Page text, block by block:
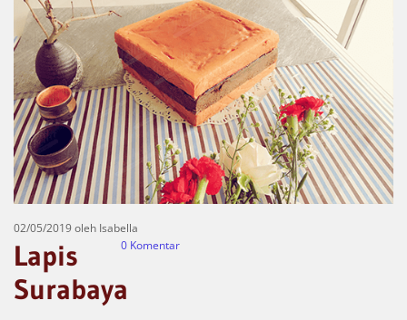
02/05/2019oleh Isabella
0 Komentar
Lapis
Surabaya